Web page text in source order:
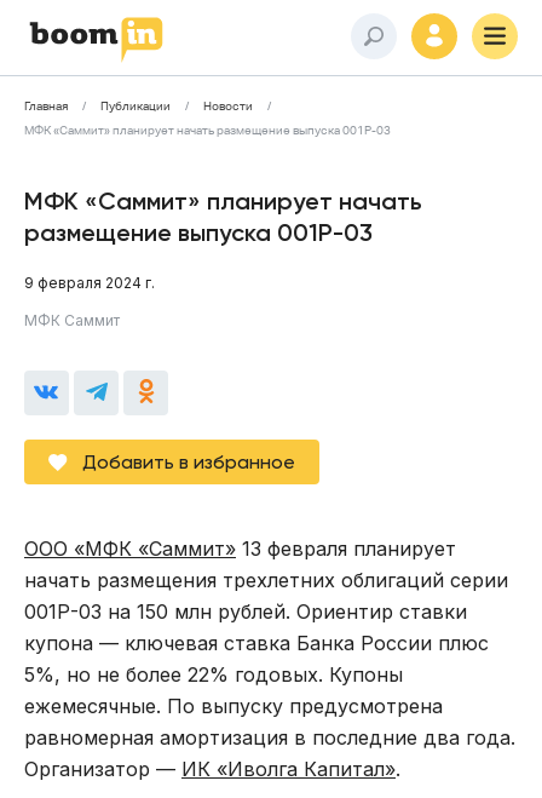
Главная Публикации
Новости
МФК «Саммит» планирует начать размещение выпуска 001Р-03
МФК «Саммит» планирует начать
размещение выпуска 001Р-03
9 февраля 2024 г.
МФК Саммит
Добавить в избранное
ООО «МФК «Саммит» 13 февраля планирует
начать размещения трехлетних облигаций серии
001Р-03 на 150 млн рублей. Ориентир ставки
купона — ключевая ставка Банка России плюс
5%, но не более 22% годовых. Купоны
ежемесячные. По выпуску предусмотрена
равномерная амортизация в последние два года.
Организатор — ИК «Иволга Капитал».